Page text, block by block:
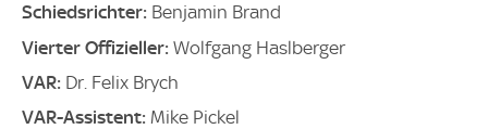
Schiedsrichter: Benjamin Brand
Vierter Offizieller: Wolfgang Haslberger
VAR: Dr. Felix Brych
VAR-Assistent: Mike Pickel